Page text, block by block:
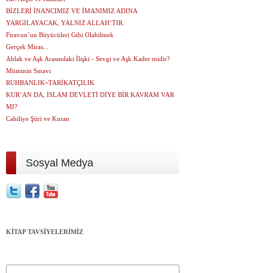
BİZLERİ İNANCIMIZ VE İMANIMIZ ADINA
YARGILAYACAK, YALNIZ ALLAH’TIR.
Firavun’un Büyücüleri Gibi Olabilmek
Gerçek Miras...
Ahlak ve Aşk Arasındaki İlişki - Sevgi ve Aşk Kader midir?
Müminin Sınavı
RUHBANLIK=TARİKATÇILIK
KUR’AN DA, İSLAM DEVLETİ DİYE BİR KAVRAM VAR
MI?
Cahiliye Şiiri ve Kuran
Sosyal Medya
KİTAP TAVSİYELERİMİZ